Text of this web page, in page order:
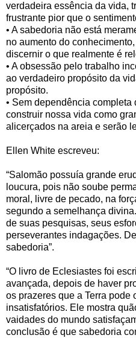
verdadeira essência da vida,
frustrante pior que o
• A sabedoria não está
no aumento do
discernir o que realmente é
• A obsessão pelo trabalho
ao verdadeiro propósito da
propósito.
• Sem dependência completa
construir nossa vida como
alicerçados na areia e serão
Ellen White escreveu:
“Salomão possuía grande
loucura, pois não soube
moral, livre de pecado, na
segundo a semelhança
de suas pesquisas, seus
perseverantes indagações.
sabedoria”.
“O livro de Eclesiastes foi
avançada, depois de haver
os prazeres que a Terra pode
insatisfatórios. Ele mostra
vaidades do mundo
conclusão é que sabedoria